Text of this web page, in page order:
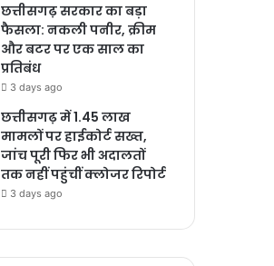
छत्तीसगढ़ सरकार का बड़ा
फैसला: नकली पनीर, क्रीम
और बटर पर एक साल का
प्रतिबंध
3 days ago
छत्तीसगढ़ में 1.45 लाख
मामलों पर हाईकोर्ट सख्त,
जांच पूरी फिर भी अदालतों
तक नहीं पहुंचीं क्लोजर रिपोर्ट
3 days ago